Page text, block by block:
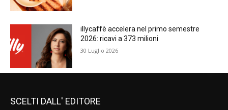
illycaffè accelera nel primo semestre
2026: ricavi a 373 milioni
30 Luglio 2026
SCELTI DALL' EDITORE